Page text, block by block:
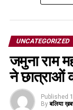
UNCATEGORIZED
जमुना राम
ने छात्राओं
Published
By बलिया